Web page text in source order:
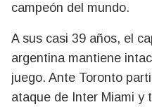
campeón del mundo.
A sus casi 39 años, el
argentina mantiene
juego. Ante Toronto
ataque de Inter Miami y